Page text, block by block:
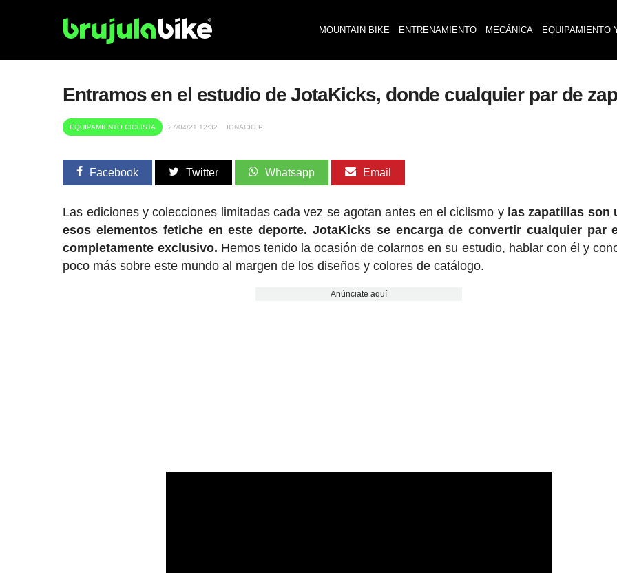
MOUNTAIN BIKE ENTRENAMIENTO MECÁNICA EQUIPAMIENTO
Entramos en el estudio de JotaKicks, donde cualquier par de
EQUIPAMIENTO CICLISTA 27/04/21 12:32 IGNACIO P.
Facebook Twitter Whatsapp Email
Las ediciones y colecciones limitadas cada vez se agotan antes en el ciclismo y las zapatillas son
esos elementos fetiche en este deporte. JotaKicks se encarga de convertir cualquier par
completamente exclusivo. Hemos tenido la ocasión de colarnos en su estudio, hablar con él y
poco más sobre este mundo al margen de los diseños y colores de catálogo.
Anúnciate aquí